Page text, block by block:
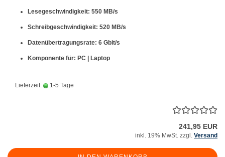
Lesegeschwindigkeit: 550 MB/s
Schreibgeschwindigkeit: 520 MB/s
Datenübertragungsrate: 6 Gbit/s
Komponente für: PC | Laptop
Lieferzeit: 1-5 Tage
241,95 EUR
inkl. 19% MwSt. zzgl. Versand